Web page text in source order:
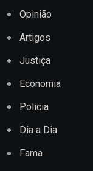
Opinião
Artigos
Justiça
Economia
Policia
Dia a Dia
Fama